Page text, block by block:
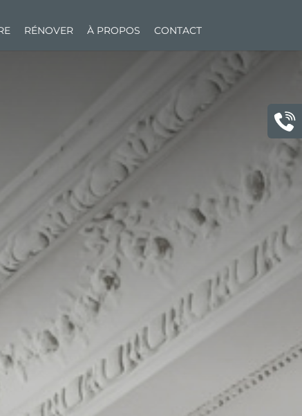
RÉNOVER À PROPOS CONTACT